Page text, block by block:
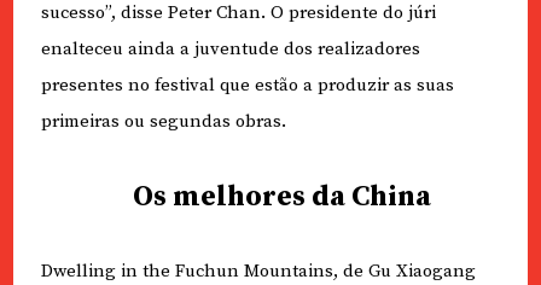
sucesso”, disse Peter Chan. O presidente do júri
enalteceu ainda a juventude dos realizadores
presentes no festival que estão a produzir as suas
primeiras ou segundas obras.
Os melhores da China
Dwelling in the Fuchun Mountains, de Gu Xiaogang